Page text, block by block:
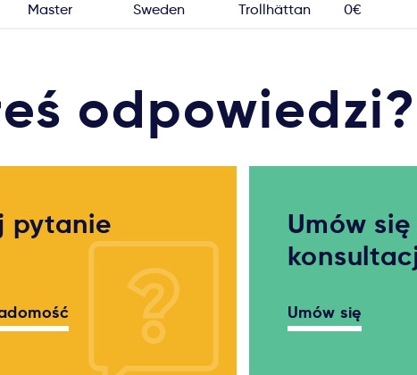
Master Sweden Trollhättan 0€
odpowiedzi?
pytanie
Umów
Umów się